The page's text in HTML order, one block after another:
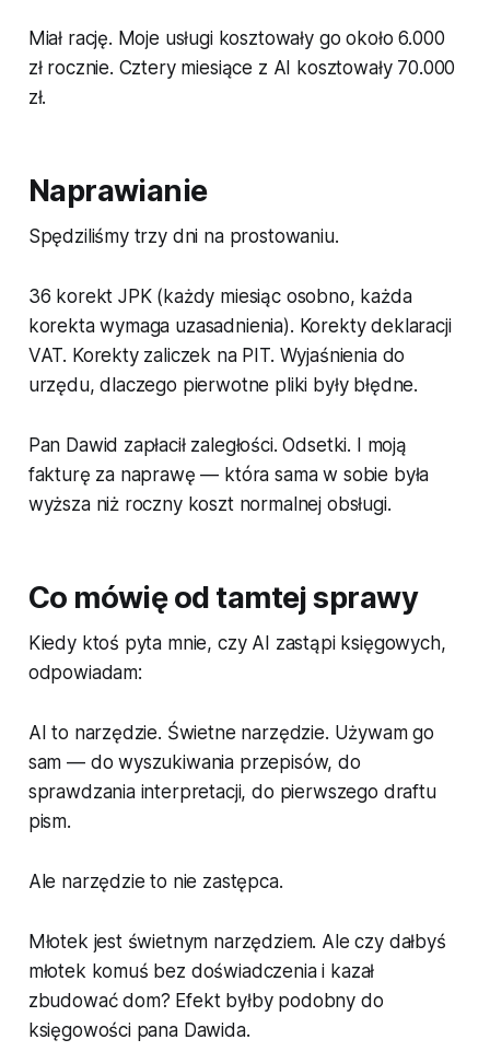
Miał rację. Moje usługi kosztowały go około 6.000
zł rocznie. Cztery miesiące z AI kosztowały 70.000
zł.
Naprawianie
Spędziliśmy trzy dni na prostowaniu.
36 korekt JPK (każdy miesiąc osobno, każda
korekta wymaga uzasadnienia). Korekty deklaracji
VAT. Korekty zaliczek na PIT. Wyjaśnienia do
urzędu, dlaczego pierwotne pliki były błędne.
Pan Dawid zapłacił zaległości. Odsetki. I moją
fakturę za naprawę — która sama w sobie była
wyższa niż roczny koszt normalnej obsługi.
Co mówię od tamtej sprawy
Kiedy ktoś pyta mnie, czy AI zastąpi księgowych,
odpowiadam:
AI to narzędzie. Świetne narzędzie. Używam go
sam — do wyszukiwania przepisów, do
sprawdzania interpretacji, do pierwszego draftu
pism.
Ale narzędzie to nie zastępca.
Młotek jest świetnym narzędziem. Ale czy dałbyś
młotek komuś bez doświadczenia i kazał
zbudować dom? Efekt byłby podobny do
księgowości pana Dawida.